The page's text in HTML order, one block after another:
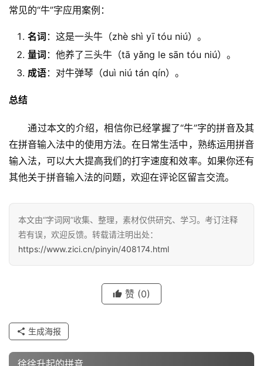
组
词
常见的“牛”字应用案例：
名词 ：这是一头牛（zhè shì yī tóu niú）。
量词 ：他养了三头牛（tā yǎng le sān tóu niú）。
成语：对牛弹琴（duì niú tán qín）。
总结
通过本文的介绍，相信你已经掌握了“牛”字的拼音及其
在拼音输入法中的使用方法。在日常生活中，熟练运用拼音
输入法，可以大大提高我们的打字速度和效率。如果你还有
其他关于拼音输入法的问题，欢迎在评论区留言交流。
本文由“字词网”收集、整理，素材仅供研究、学习。考订注释
若有误，欢迎反馈。转载请注明出处：
https://www.zici.cn/pinyin/408174.html
赞 (0)
生成海报
徐徐升起的拼音